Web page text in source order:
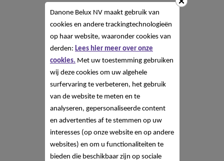
Danone Belux NV maakt gebruik van
cookies en andere trackingtechnologieën
op haar website, waaronder cookies van
derden: Lees hier meer over onze
cookies. Met uw toestemming gebruiken
wij deze cookies om uw algehele
surfervaring te verbeteren, het gebruik
van de website te meten en te
analyseren, gepersonaliseerde content
en advertenties af te stemmen op uw
interesses (op onze website en op andere
websites) en om u functionaliteiten te
bieden die beschikbaar zijn op sociale